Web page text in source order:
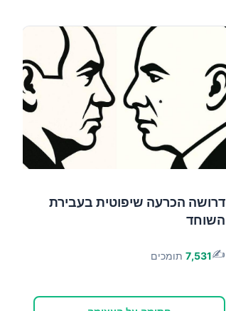
דרושה הכרעה שיפוטית בעבירת
השוחד
✍️
7,531 תומכים